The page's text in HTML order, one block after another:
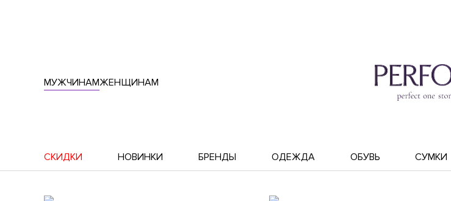
МУЖЧИНАМЖЕНЩИНАМ
СКИДКИ НОВИНКИ БРЕНДЫ ОДЕЖДА ОБУВЬ СУМКИ